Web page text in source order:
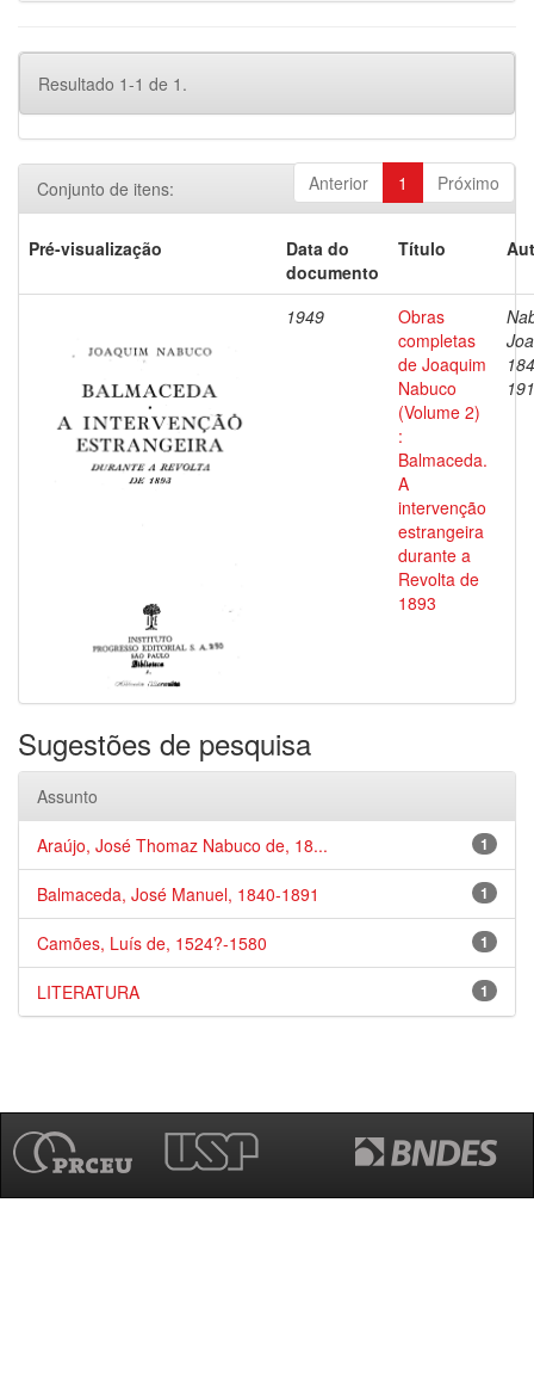
Resultado 1-1 de 1.
Anterior 1 Próximo
Conjunto de itens:
Pré-visualização
Data do
documento
Título
1949
Obras
completas
de Joaquim
Nabuco
(Volume 2)
:
Balmaceda.
A
intervenção
estrangeira
durante a
Revolta de
1893
Sugestões de pesquisa
Assunto
1
Araújo, José Thomaz Nabuco de, 18...
1
Balmaceda, José Manuel, 1840-1891
1
Camões, Luís de, 1524?-1580
1
LITERATURA